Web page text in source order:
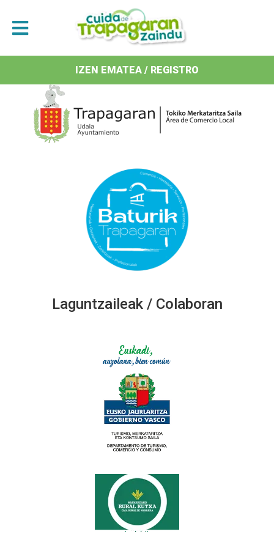
Antolatzaileak / Organizan
Laguntzaileak / Colaboran
IZEN EMATEA / REGISTRO